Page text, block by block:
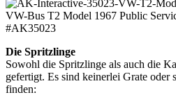
Die Spritzlinge
Sowohl die Spritzlinge als auch die
gefertigt. Es sind keinerlei Grate oder
finden: